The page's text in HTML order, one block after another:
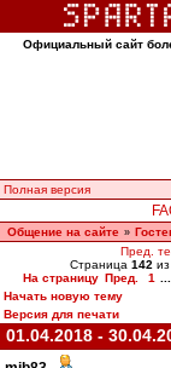
Официальный сайт
Полная версия
Общение на сайте »
Пред.
Страница 142 из
На страницу Пред. 1
Начать новую тему
Версия для печати
01.04.2018 -